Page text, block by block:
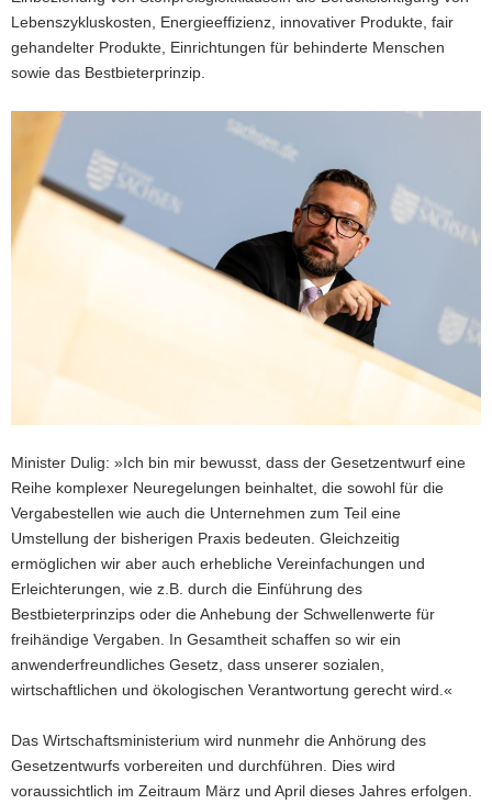
Lebenszykluskosten, Energieeffizienz, innovativer Produkte, fair
gehandelter Produkte, Einrichtungen für behinderte Menschen
sowie das Bestbieterprinzip.
Minister Dulig: »Ich bin mir bewusst, dass der Gesetzentwurf eine
Reihe komplexer Neuregelungen beinhaltet, die sowohl für die
Vergabestellen wie auch die Unternehmen zum Teil eine
Umstellung der bisherigen Praxis bedeuten. Gleichzeitig
ermöglichen wir aber auch erhebliche Vereinfachungen und
Erleichterungen, wie z.B. durch die Einführung des
Bestbieterprinzips oder die Anhebung der Schwellenwerte für
freihändige Vergaben. In Gesamtheit schaffen so wir ein
anwenderfreundliches Gesetz, dass unserer sozialen,
wirtschaftlichen und ökologischen Verantwortung gerecht wird.«
Das Wirtschaftsministerium wird nunmehr die Anhörung des
Gesetzentwurfs vorbereiten und durchführen. Dies wird
voraussichtlich im Zeitraum März und April dieses Jahres erfolgen.